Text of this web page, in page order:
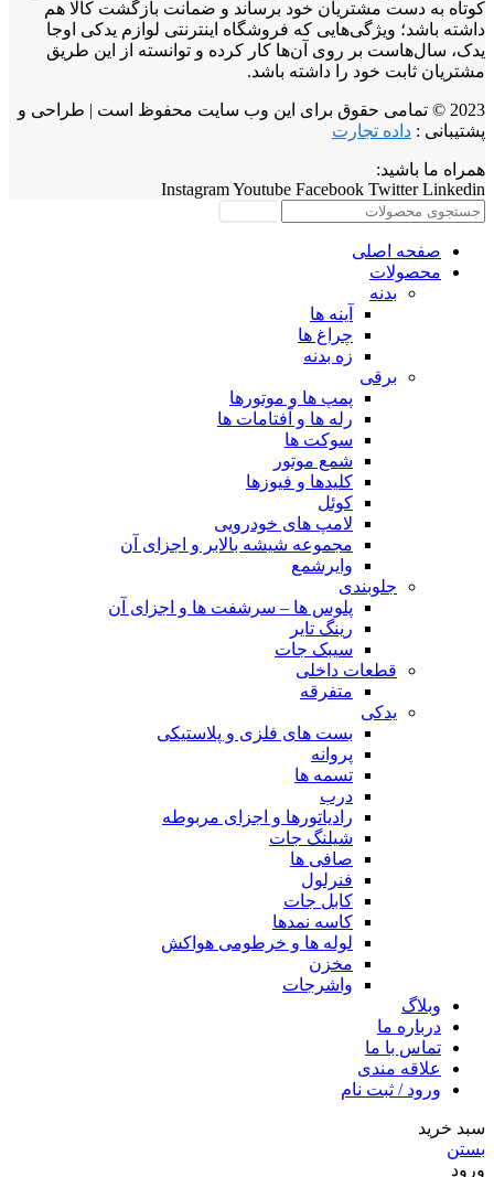
کوتاه به دست مشتریان خود برساند و ضمانت بازگشت کالا هم
داشته باشد؛ ویژگی‌هایی که فروشگاه اینترنتی لوازم یدکی اوجا
یدک، سال‌هاست بر روی آن‌ها کار کرده و توانسته از این طریق
مشتریان ثابت خود را داشته باشد.
2023 © تمامی حقوق برای این وب سایت محفوظ است | طراحی و
پشتیبانی : داده تجارت
همراه ما باشید:
InstagramYoutube Facebook Twitter Linkedin
صفحه اصلی
محصولات
بدنه
آینه ها
چراغ ها
زه بدنه
برقی
پمپ ها و موتورها
رله ها و آفتامات ها
سوکت ها
شمع موتور
کلیدها و فیوزها
کوئل
لامپ های خودرویی
مجموعه شیشه بالابر و اجزای آن
وایرشمع
جلوبندی
پلوس ها – سرشفت ها و اجزای آن
رینگ تایر
سیبک جات
قطعات داخلی
متفرقه
یدکی
بست های فلزی و پلاستیکی
پروانه
تسمه ها
درب
رادیاتورها و اجزای مربوطه
شیلنگ جات
صافی ها
فنرلول
کابل جات
کاسه نمدها
لوله ها و خرطومی هواکش
مخزن
واشرجات
وبلاگ
درباره ما
تماس با ما
علاقه مندی
ورود / ثبت نام
سبد خرید
بستن
ورود